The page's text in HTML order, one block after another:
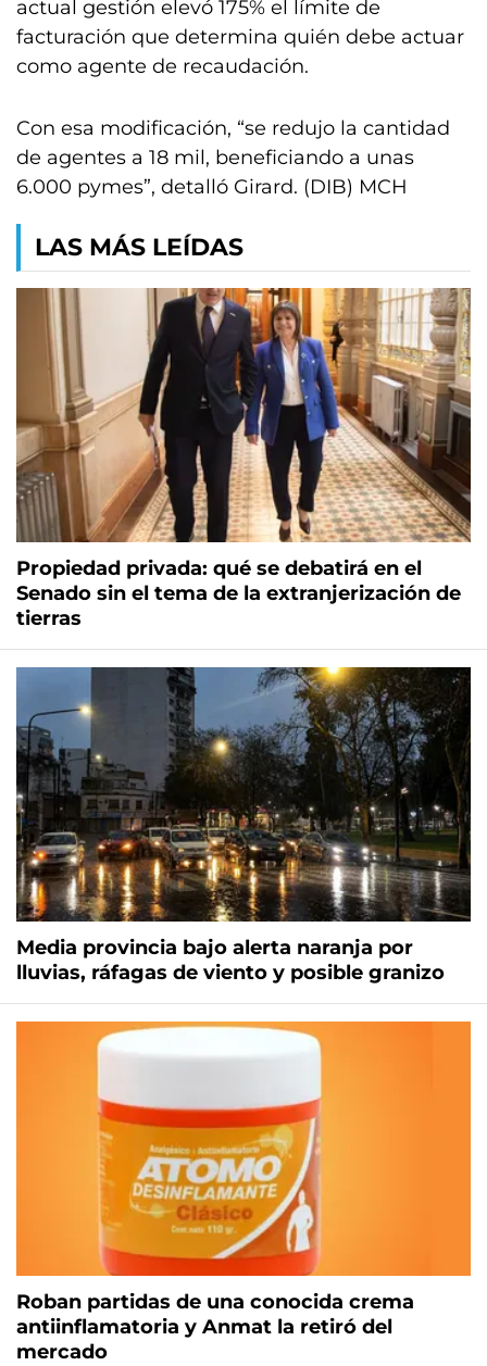
actual gestión elevó 175% el límite de
facturación que determina quién debe actuar
como agente de recaudación.
Con esa modificación, “se redujo la cantidad
de agentes a 18 mil, beneficiando a unas
6.000 pymes”, detalló Girard. (DIB) MCH
LAS MÁS LEÍDAS
Propiedad privada: qué se debatirá en el
Senado sin el tema de la extranjerización de
tierras
Media provincia bajo alerta naranja por
lluvias, ráfagas de viento y posible granizo
Roban partidas de una conocida crema
antiinflamatoria y Anmat la retiró del
mercado